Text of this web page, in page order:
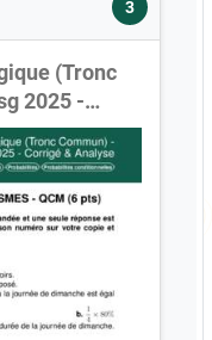
3
(Tronc
2025 -